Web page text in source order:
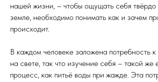
нашей жизни, – чтобы ощущать себя
земле, необходимо понимать как и зачем
происходит.
В каждом человеке заложена потребность
на свете, так что изучение себя – такой же
процесс, как питьё воды при жажде. Эта